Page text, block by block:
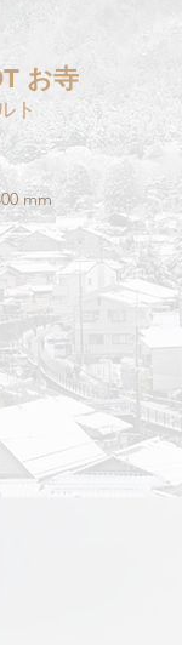
お寺
ト
mm